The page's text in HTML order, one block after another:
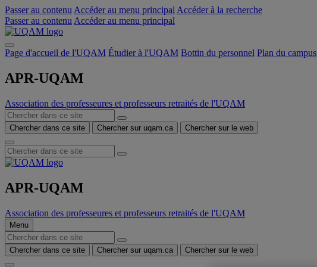
Passer au contenu Accéder au menu principal Accéder à la recherche
Passer au contenu Accéder au menu principal
Page d'accueil de l'UQAM Étudier à l'UQAM Bottin du personnel Plan du campus
APR-UQAM
Association des professeures et professeurs retraités de l'UQAM
Chercher dans ce site Chercher sur uqam.ca Chercher sur le web
APR-UQAM
Association des professeures et professeurs retraités de l'UQAM
Menu
Chercher dans ce site Chercher sur uqam.ca Chercher sur le web